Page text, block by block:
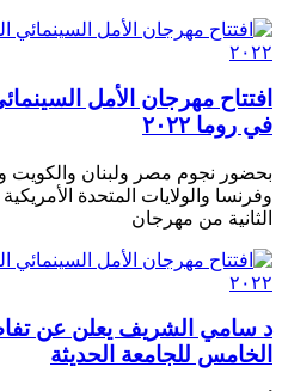
افتتاح مهرجان الأمل
في روما ٢٠٢٢
بحضور نجوم مصر ولبنان والكويت
وفرنسا والولايات المتحدة
الثانية من مهرجان
د سامي الشريف يعلن عن
الخامس للجامعة الحديثة